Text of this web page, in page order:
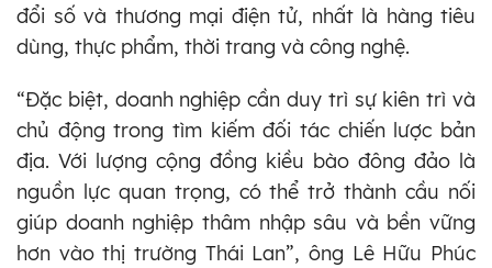
đổi số và thương mại điện tử, nhất là hàng tiêu
dùng, thực phẩm, thời trang và công nghệ.
“Đặc biệt, doanh nghiệp cần duy trì sự kiên trì và
chủ động trong tìm kiếm đối tác chiến lược bản
địa. Với lượng cộng đồng kiều bào đông đảo là
nguồn lực quan trọng, có thể trở thành cầu nối
giúp doanh nghiệp thâm nhập sâu và bền vững
hơn vào thị trường Thái Lan”, ông Lê Hữu Phúc